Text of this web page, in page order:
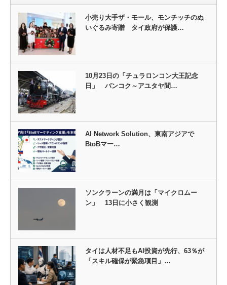
小売り大手ザ・モール、モンチッチのぬ
いぐるみ寄贈 タイ政府が保護…
10月23日の「チュラロンコン大王記念
日」 バンコク～アユタヤ間…
AI Network Solution、東南アジアで
BtoBマー…
ソンクラーンの満月は「マイクロムー
ン」 13日に小さく観測
タイは人材不足もAI投資が先行、63％が
「スキル確保が緊急項目」…